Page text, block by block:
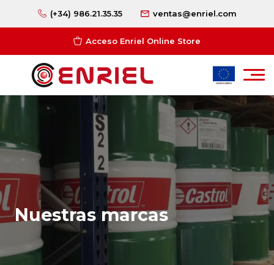
(+34) 986.21.35.35 ventas@enriel.com
Acceso Enriel Online Store
Nuestras marcas